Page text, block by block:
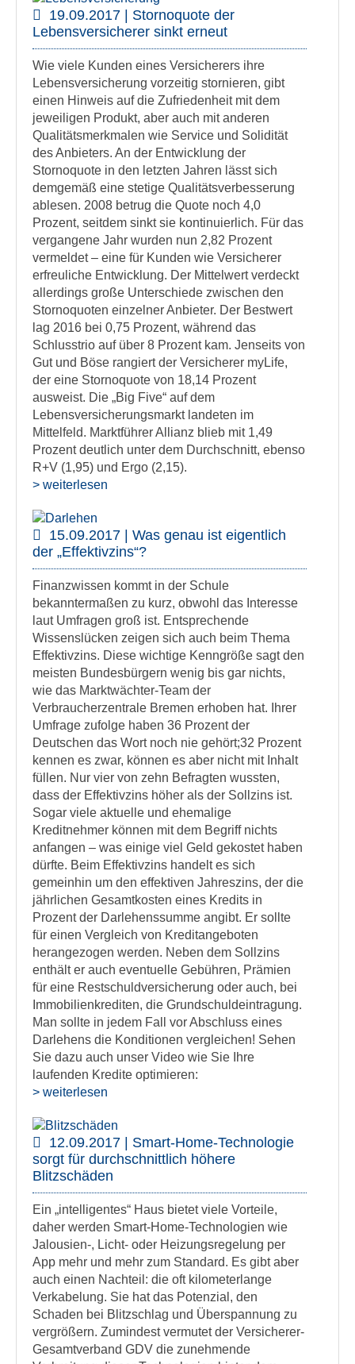
19.09.2017 | Stornoquote der
Lebensversicherer sinkt erneut
Wie viele Kunden eines Versicherers ihre
Lebensversicherung vorzeitig stornieren, gibt
einen Hinweis auf die Zufriedenheit mit dem
jeweiligen Produkt, aber auch mit anderen
Qualitätsmerkmalen wie Service und Solidität
des Anbieters. An der Entwicklung der
Stornoquote in den letzten Jahren lässt sich
demgemäß eine stetige Qualitätsverbesserung
ablesen. 2008 betrug die Quote noch 4,0
Prozent, seitdem sinkt sie kontinuierlich. Für das
vergangene Jahr wurden nun 2,82 Prozent
vermeldet – eine für Kunden wie Versicherer
erfreuliche Entwicklung. Der Mittelwert verdeckt
allerdings große Unterschiede zwischen den
Stornoquoten einzelner Anbieter. Der Bestwert
lag 2016 bei 0,75 Prozent, während das
Schlusstrio auf über 8 Prozent kam. Jenseits von
Gut und Böse rangiert der Versicherer myLife,
der eine Stornoquote von 18,14 Prozent
ausweist. Die „Big Five“ auf dem
Lebensversicherungsmarkt landeten im
Mittelfeld. Marktführer Allianz blieb mit 1,49
Prozent deutlich unter dem Durchschnitt, ebenso
R+V (1,95) und Ergo (2,15).
> weiterlesen
15.09.2017 | Was genau ist eigentlich
der „Effektivzins“?
Finanzwissen kommt in der Schule
bekanntermaßen zu kurz, obwohl das Interesse
laut Umfragen groß ist. Entsprechende
Wissenslücken zeigen sich auch beim Thema
Effektivzins. Diese wichtige Kenngröße sagt den
meisten Bundesbürgern wenig bis gar nichts,
wie das Marktwächter-Team der
Verbraucherzentrale Bremen erhoben hat. Ihrer
Umfrage zufolge haben 36 Prozent der
Deutschen das Wort noch nie gehört;32 Prozent
kennen es zwar, können es aber nicht mit Inhalt
füllen. Nur vier von zehn Befragten wussten,
dass der Effektivzins höher als der Sollzins ist.
Sogar viele aktuelle und ehemalige
Kreditnehmer können mit dem Begriff nichts
anfangen – was einige viel Geld gekostet haben
dürfte. Beim Effektivzins handelt es sich
gemeinhin um den effektiven Jahreszins, der die
jährlichen Gesamtkosten eines Kredits in
Prozent der Darlehenssumme angibt. Er sollte
für einen Vergleich von Kreditangeboten
herangezogen werden. Neben dem Sollzins
enthält er auch eventuelle Gebühren, Prämien
für eine Restschuldversicherung oder auch, bei
Immobilienkrediten, die Grundschuldeintragung.
Man sollte in jedem Fall vor Abschluss eines
Darlehens die Konditionen vergleichen! Sehen
Sie dazu auch unser Video wie Sie Ihre
laufenden Kredite optimieren:
> weiterlesen
12.09.2017 | Smart-Home-Technologie
sorgt für durchschnittlich höhere
Blitzschäden
Ein „intelligentes“ Haus bietet viele Vorteile,
daher werden Smart-Home-Technologien wie
Jalousien-, Licht- oder Heizungsregelung per
App mehr und mehr zum Standard. Es gibt aber
auch einen Nachteil: die oft kilometerlange
Verkabelung. Sie hat das Potenzial, den
Schaden bei Blitzschlag und Überspannung zu
vergrößern. Zumindest vermutet der Versicherer-
Gesamtverband GDV die zunehmende